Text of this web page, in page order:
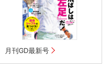
月刊GD最新号